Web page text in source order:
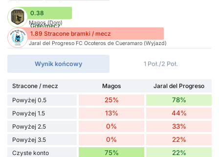
0.38
Gole/mecz
Magos (Dom)
1.89 Stracone bramki / mecz
Jaral del Progreso FC Ocoteros de Cueramaro (Wyjazd)
Wynik końcowy 1 Poł./2 Poł.
Stracone / mecz Magos
Jaral del Progreso
Powyżej 0.5
25% 78%
Powyżej 1.5 13% 44%
Powyżej 2.5 0% 33%
Powyżej 3.5 0% 22%
Czyste konto 75% 22%